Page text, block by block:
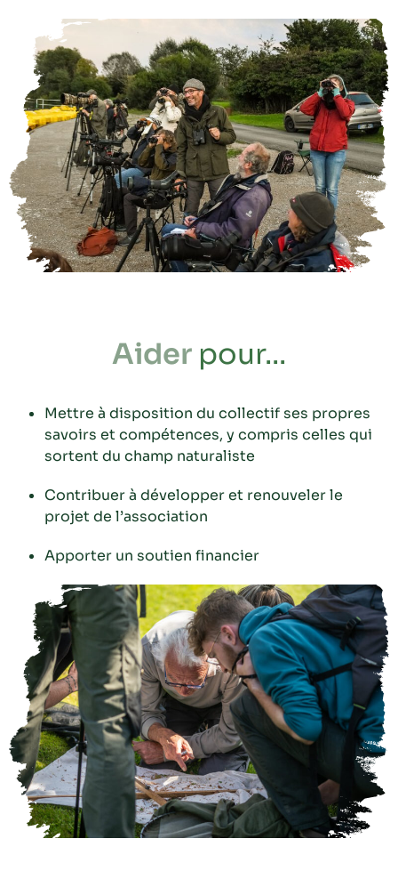
Aider pour...
Mettre à disposition du collectif ses propres
savoirs et compétences, y compris celles qui
sortent du champ naturaliste
Contribuer à développer et renouveler le
projet de l’association
Apporter un soutien financier